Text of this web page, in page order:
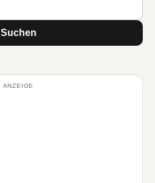
Suchen
ANZEIGE